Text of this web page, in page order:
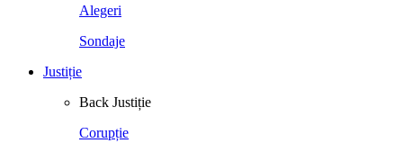
Alegeri
Sondaje
Justiție
Back Justiție
Corupție